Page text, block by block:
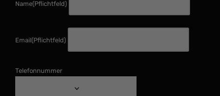
Name(Pflichtfeld)
Email(Pflichtfeld)
Telefonnummer